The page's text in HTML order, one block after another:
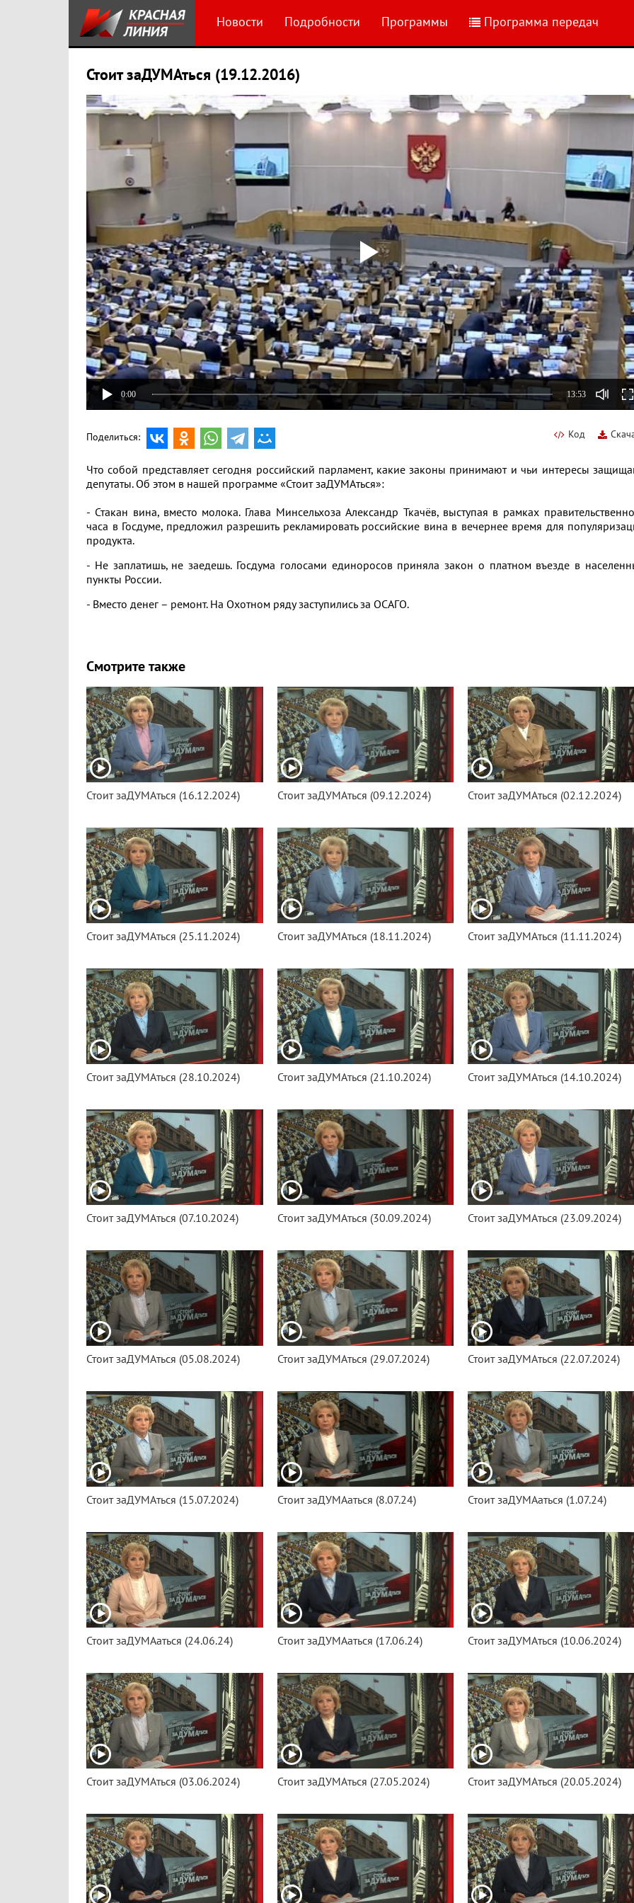
Новости Подробности Программы Программа передач
Стоит заДУМАться (19.12.2016)
0:00 13:53
Код
Поделиться:
Что собой представляет сегодня российский парламент, какие законы принимают и чьи интересы
депутаты. Об этом в нашей программе «Стоит заДУМАться»:
- Стакан вина, вместо молока. Глава Минсельхоза Александр Ткачёв, выступая в рамках
часа в Госдуме, предложил разрешить рекламировать российские вина в вечернее время для
продукта.
- Не заплатишь, не заедешь. Госдума голосами единоросов приняла закон о платном въезде в
пункты России.
- Вместо денег – ремонт. На Охотном ряду заступились за ОСАГО.
Смотрите также
Стоит заДУМАться (16.12.2024) Стоит заДУМАться (09.12.2024) Стоит заДУМАться (02.12.2024)
Стоит заДУМАться (25.11.2024) Стоит заДУМАться (18.11.2024) Стоит заДУМАться (11.11.2024)
Стоит заДУМАться (28.10.2024) Стоит заДУМАться (21.10.2024) Стоит заДУМАться (14.10.2024)
Стоит заДУМАться (07.10.2024) Стоит заДУМАться (30.09.2024) Стоит заДУМАться (23.09.2024)
Стоит заДУМАться (05.08.2024) Стоит заДУМАться (29.07.2024) Стоит заДУМАться (22.07.2024)
Стоит заДУМАться (15.07.2024) Стоит заДУМАаться (8.07.24) Стоит заДУМАаться (1.07.24)
Стоит заДУМАаться (24.06.24) Стоит заДУМАаться (17.06.24) Стоит заДУМАться (10.06.2024)
Стоит заДУМАться (03.06.2024) Стоит заДУМАться (27.05.2024) Стоит заДУМАться (20.05.2024)